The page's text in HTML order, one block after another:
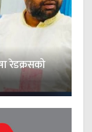
रेडक्रसको